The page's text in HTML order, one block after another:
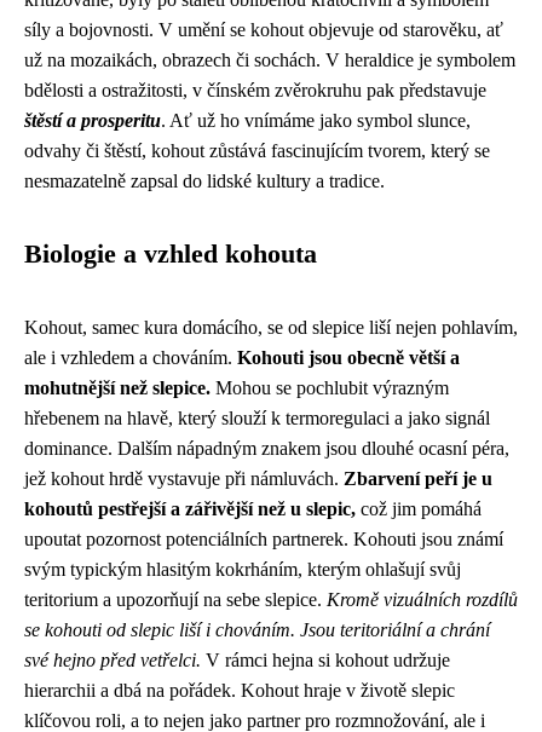
síly a bojovnosti. V umění se kohout objevuje od starověku, ať
už na mozaikách, obrazech či sochách. V heraldice je symbolem
bdělosti a ostražitosti, v čínském zvěrokruhu pak představuje
štěstí a prosperitu. Ať už ho vnímáme jako symbol slunce,
odvahy či štěstí, kohout zůstává fascinujícím tvorem, který se
nesmazatelně zapsal do lidské kultury a tradice.
Biologie a vzhled kohouta
Kohout, samec kura domácího, se od slepice liší nejen pohlavím,
ale i vzhledem a chováním. Kohouti jsou obecně větší a
mohutnější než slepice. Mohou se pochlubit výrazným
hřebenem na hlavě, který slouží k termoregulaci a jako signál
dominance. Dalším nápadným znakem jsou dlouhé ocasní péra,
jež kohout hrdě vystavuje při námluvách. Zbarvení peří je u
kohoutů pestřejší a zářivější než u slepic, což jim pomáhá
upoutat pozornost potenciálních partnerek. Kohouti jsou známí
svým typickým hlasitým kokrháním, kterým ohlašují svůj
teritorium a upozorňují na sebe slepice. Kromě vizuálních rozdílů
se kohouti od slepic liší i chováním. Jsou teritoriální a chrání
své hejno před vetřelci. V rámci hejna si kohout udržuje
hierarchii a dbá na pořádek. Kohout hraje v životě slepic
klíčovou roli, a to nejen jako partner pro rozmnožování, ale i